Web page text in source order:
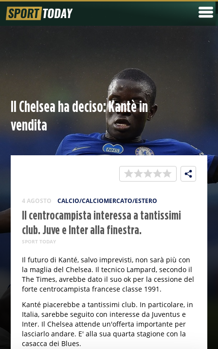
Il Chelsea ha deciso: Kantè in
vendita
4 AGOSTO CALCIO/CALCIOMERCATO/ESTERO
Il centrocampista interessa a tantissimi
club. Juve e Inter alla finestra.
SPORT TODAY
Il futuro di Kanté, salvo imprevisti, non sarà più con
la maglia del Chelsea. Il tecnico Lampard, secondo il
The Times, avrebbe dato il suo ok per la cessione del
forte centrocampista francese classe 1991.
Kanté piacerebbe a tantissimi club. In particolare, in
Italia, sarebbe seguito con interesse da Juventus e
Inter. Il Chelsea attende un'offerta importante per
lasciarlo andare. E' alla sua quarta stagione con la
casacca dei Blues.